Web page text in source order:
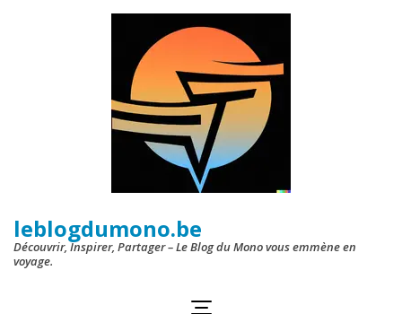
leblogdumono.be
Découvrir, Inspirer, Partager – Le Blog du Mono vous emmène en
voyage.